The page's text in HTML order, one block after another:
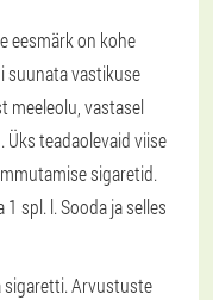
eesmärk on kohe
suunata vastikuse
meeleolu, vastasel
teadaolevaid viise
sigaretid.
spl. l. Sooda ja selles
sigaretti. Arvustuste